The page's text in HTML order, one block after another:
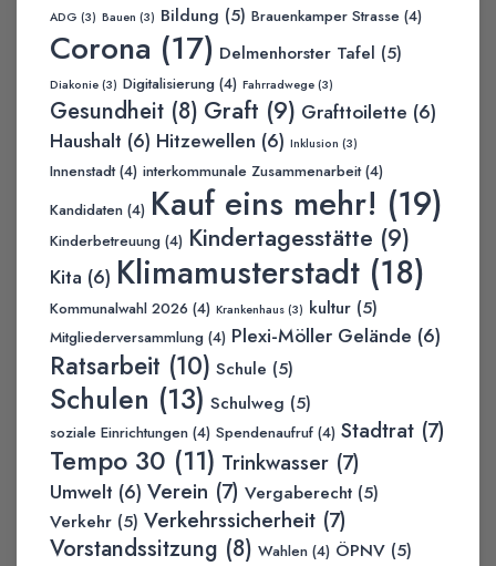
ADG (3) Bauen (3) Bildung (5) Brauenkamper Strasse (4)
Corona (17) Delmenhorster Tafel (5)
Diakonie (3) Digitalisierung (4) Fahrradwege (3)
Gesundheit (8) Graft (9) Grafttoilette (6)
Haushalt (6) Hitzewellen (6) Inklusion (3)
Innenstadt(4) interkommunale Zusammenarbeit(4)
Kandidaten (4) Kauf eins mehr! (19)
Kinderbetreuung (4) Kindertagesstätte (9)
Kita (6) Klimamusterstadt (18)
Kommunalwahl 2026 (4) Krankenhaus (3) kultur (5)
Mitgliederversammlung (4) Plexi-Möller Gelände (6)
Ratsarbeit (10) Schule (5)
Schulen (13) Schulweg (5)
soziale Einrichtungen (4) Spendenaufruf (4) Stadtrat (7)
Tempo 30 (11) Trinkwasser (7)
Umwelt (6) Verein (7) Vergaberecht (5)
Verkehr (5) Verkehrssicherheit (7)
Vorstandssitzung (8) Wahlen (4) ÖPNV (5)